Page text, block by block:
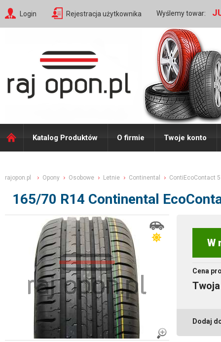
Login Rejestracja użytkownika Wyślemy towar:
Katalog Produktów O firmie Twoje konto
rajopon.pl Opony Osobowe Letnie Continental ContiEcoContact 5
165/70 R14 Continental
W
Cena
Dodaj